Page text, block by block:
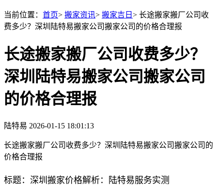
当前位置： 首页> 搬家资讯> 搬家吉日 > 长途搬家搬厂公司收
费多少？深圳陆特易搬家公司搬家公司的价格合理报
长途搬家搬厂公司收费多少？
深圳陆特易搬家公司搬家公司
的价格合理报
陆特易 2026-01-15 18:01:13
长途搬家搬厂公司收费多少？深圳陆特易搬家公司搬家公司的
价格合理报
标题：深圳搬家价格解析：陆特易服务实测